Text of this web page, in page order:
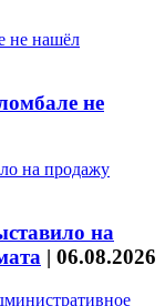
не
на
| 06.08.2026